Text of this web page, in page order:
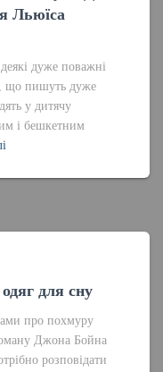
Льюїса
дуже поважні
що пишуть дуже
у дитячу
і бешкетним
для сну
про похмуру
Джона Бойна
розповідати